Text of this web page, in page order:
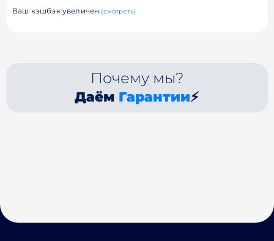
Ваш кэшбэк увеличен (смотреть)
Почему мы?
Даём Гарантии⚡